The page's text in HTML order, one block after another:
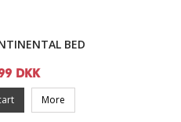
BED
DKK
More